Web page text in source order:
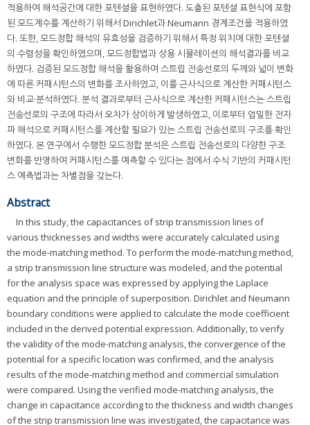
적용하여 해석공간에 대한 포텐셜을 표현하였다. 도출된 포텐셜 표현식에 포함
된 모드계수를 계산하기 위해서 Dirichlet과 Neumann 경계조건을 적용하였
다. 또한, 모드정합 해석의 유효성을 검증하기 위해서 특정 위치에 대한 포텐셜
의 수렴성을 확인하였으며, 모드정합법과 상용 시뮬레이션의 해석결과를 비교
하였다. 검증된 모드정합 해석을 활용하여 스트립 전송선로의 두께와 넓이 변화
에 따른 커패시턴스의 변화를 조사하였고, 이를 근사식으로 계산한 커패시턴스
와 비교·분석하였다. 분석 결과로부터 근사식으로 계산한 커패시턴스는 스트립
전송선로의 구조에 따라서 오차가 상이하게 발생하였고, 이로부터 엄밀한 전자
파 해석으로 커패시턴스를 계산할 필요가 있는 스트립 전송선로의 구조를 확인
하였다. 본 연구에서 수행한 모드정합 분석은 스트립 전송선로의 다양한 구조
변화를 반영하여 커패시턴스를 예측할 수 있다는 점에서 수식 기반의 커패시턴
스 예측법과는 차별점을 갖는다.
Abstract
In this study, the capacitances of strip transmission lines of
various thicknesses and widths were accurately calculated using
the mode-matching method. To perform the mode-matching method,
a strip transmission line structure was modeled, and the potential
for the analysis space was expressed by applying the Laplace
equation and the principle of superposition. Dirichlet and Neumann
boundary conditions were applied to calculate the mode coefficient
included in the derived potential expression. Additionally, to verify
the validity of the mode-matching analysis, the convergence of the
potential for a specific location was confirmed, and the analysis
results of the mode-matching method and commercial simulation
were compared. Using the verified mode-matching analysis, the
change in capacitance according to the thickness and width changes
of the strip transmission line was investigated, the capacitance was